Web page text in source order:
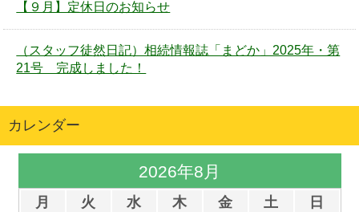
【９月】定休日のお知らせ
（スタッフ徒然日記）相続情報誌「まどか」2025年・第
21号 完成しました！
カレンダー
2026年8月
月 火 水 木 金 土 日